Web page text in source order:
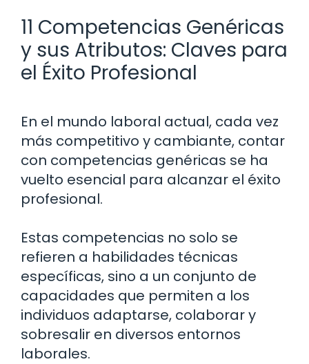
11 Competencias Genéricas
y sus Atributos: Claves para
el Éxito Profesional
En el mundo laboral actual, cada vez
más competitivo y cambiante, contar
con competencias genéricas se ha
vuelto esencial para alcanzar el éxito
profesional.
Estas competencias no solo se
refieren a habilidades técnicas
específicas, sino a un conjunto de
capacidades que permiten a los
individuos adaptarse, colaborar y
sobresalir en diversos entornos
laborales.